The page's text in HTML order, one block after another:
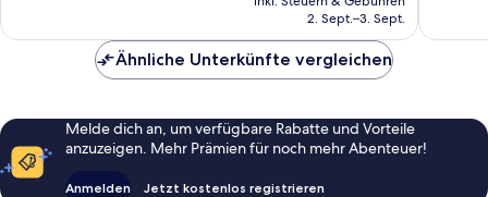
Bewertungen
beträgt
2. Sept.–3. Sept.
Ähnliche Unterkünfte vergleichen
Melde dich an, um verfügbare Rabatte und Vorteile
anzuzeigen. Mehr Prämien für noch mehr Abenteuer!
Anmelden Jetzt kostenlos registrieren